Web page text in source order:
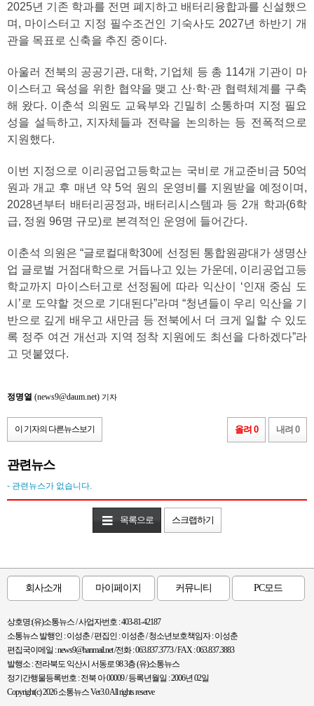
2025년 기존 학과를 전면 폐지하고 배터리융합과를 신설했으
며, 마이스터고 지정 필수조건인 기숙사도 2027년 하반기 개
관을 목표로 신축을 추진 중이다.
아울러 전북의 공공기관, 대학, 기업체 등 총 114개 기관이 마
이스터고 육성을 위한 협약을 맺고 산·학·관 협력체계를 구축
해 왔다. 이춘석 의원도 교육부와 긴밀히 소통하며 지정 필요
성을 설득하고, 지자체들과 전략을 논의하는 등 전폭적으로
지원했다.
이번 지정으로 이리공업고등학교는 국비로 개교준비금 50억
원과 개교 후 매년 약 5억 원의 운영비를 지원받을 예정이며,
2028년부터 배터리공정과, 배터리시스템과 등 2개 학과(6학
급, 정원 96명 규모)로 본격적인 운영에 들어간다.
이춘석 의원은 “글로컬대학30에 선정된 통합원광대가 생명산
업 글로벌 거점대학으로 거듭나고 있는 가운데, 이리공업고등
학교까지 마이스터고로 선정됨에 따라 익산이 ‘인재 중심 도
시’로 도약할 것으로 기대된다”라며 “청년들이 우리 익산을 기
반으로 깊게 배우고 새만금 등 전북에서 더 크게 일할 수 있도
록 정주 여건 개선과 지역 정착 지원에도 최선을 다하겠다”라
고 덧붙였다.
정명열 (news9@daum.net) 기자
이 기자의 다른뉴스보기 올려 0 내려 0
관련뉴스
- 관련뉴스가 없습니다.
목록으로 스크랩하기
회사소개 마이페이지 커뮤니티 PC모드
상호명:(유)소통뉴스 / 사업자번호 : 403-81-42187
소통뉴스 발행인 : 이성춘 / 편집인 : 이성춘 / 청소년보호책임자 : 이성춘
편집국이메일 : news9@hanmail.net /전화 : 063.837.3773 / FAX : 063.837.3883
발행소 : 전라북도 익산시 서동로 98 3층 (유)소통뉴스
정기간행물등록번호 : 전북 아 00009 / 등록년월일 : 2006년 02일
Copyright(c) 2026 소통뉴스 Ver3.0 All rights reserve